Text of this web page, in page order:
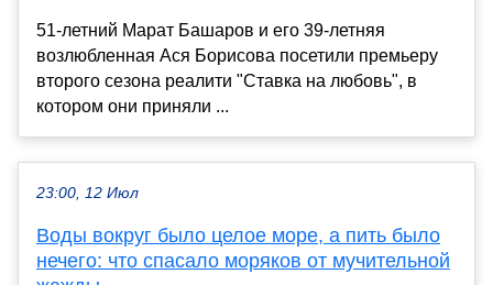
51-летний Марат Башаров и его 39-летняя
возлюбленная Ася Борисова посетили премьеру
второго сезона реалити "Ставка на любовь", в
котором они приняли ...
23:00, 12 Июл
Воды вокруг было целое море, а пить было
нечего: что спасало моряков от мучительной